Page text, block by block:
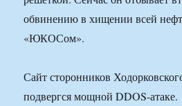
обвинению в хищении всей
«ЮКОСом».
Сайт сторонников
подвергся мощной DDOS-атаке.